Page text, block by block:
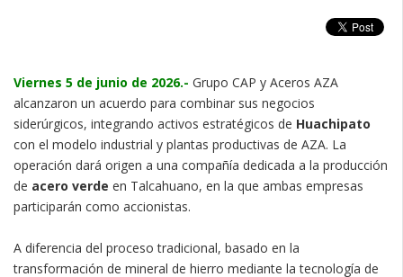
Viernes 5 de junio de 2026.- Grupo CAP y Aceros AZA
alcanzaron un acuerdo para combinar sus negocios
siderúrgicos, integrando activos estratégicos de Huachipato
con el modelo industrial y plantas productivas de AZA. La
operación dará origen a una compañía dedicada a la producción
de acero verde en Talcahuano, en la que ambas empresas
participarán como accionistas.
A diferencia del proceso tradicional, basado en la
transformación de mineral de hierro mediante la tecnología de